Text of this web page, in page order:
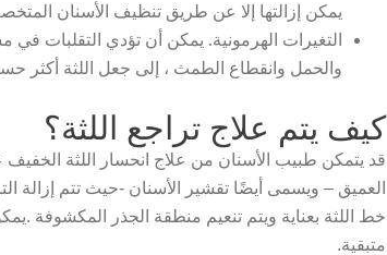
يمكن إزالتها إلا عن طريق تنظيف الأسنان
التغيرات الهرمونية. يمكن أن تؤدي التقلبات في
والحمل وانقطاع الطمث ، إلى جعل اللثة أكثر
كيف يتم علاج تراجع اللثة؟
قد يتمكن طبيب الأسنان من علاج انحسار اللثة
العميق – ويسمى أيضًا تقشير الأسنان -حيث تتم إزالة
خط اللثة بعناية ويتم تنعيم منطقة الجذر المكشوفة
متبقية.